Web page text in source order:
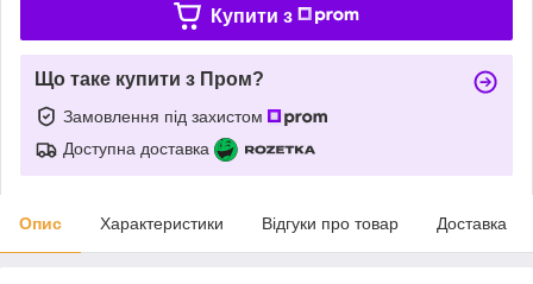
Купити з
Що таке купити з Пром?
Замовлення під захистом
Доступна доставка
Опис Характеристики Відгуки про товар Доставка